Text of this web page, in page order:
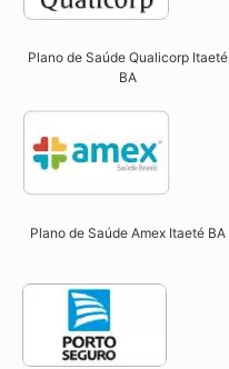
Plano de Saúde Qualicorp Itaeté
BA​
Plano de Saúde Amex Itaeté BA